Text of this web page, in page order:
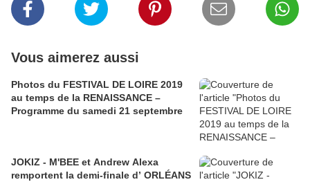
Vous aimerez aussi
Photos du FESTIVAL DE LOIRE 2019
au temps de la RENAISSANCE –
Programme du samedi 21 septembre
JOKIZ - M'BEE et Andrew Alexa
remportent la demi-finale d’ ORLÉANS